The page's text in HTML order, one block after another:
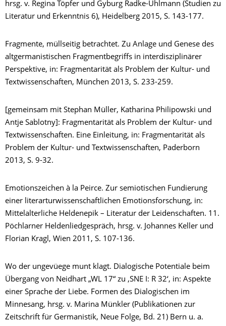
hrsg. v. Regina Töpfer und Gyburg Radke-Uhlmann (Studien zu
Literatur und Erkenntnis 6), Heidelberg 2015, S. 143-177.
Fragmente, müllseitig betrachtet. Zu Anlage und Genese des
altgermanistischen Fragmentbegriffs in interdisziplinärer
Perspektive, in: Fragmentarität als Problem der Kultur- und
Textwissenschaften, München 2013, S. 233-259.
[gemeinsam mit Stephan Müller, Katharina Philipowski und
Antje Sablotny]: Fragmentarität als Problem der Kultur- und
Textwissenschaften. Eine Einleitung, in: Fragmentarität als
Problem der Kultur- und Textwissenschaften, Paderborn
2013, S. 9-32.
Emotionszeichen à la Peirce. Zur semiotischen Fundierung
einer literarturwissenschaftlichen Emotionsforschung, in:
Mittelalterliche Heldenepik – Literatur der Leidenschaften. 11.
Pöchlarner Heldenliedgespräch, hrsg. v. Johannes Keller und
Florian Kragl, Wien 2011, S. 107-136.
Wo der ungevüege munt klagt. Dialogische Potentiale beim
Übergang von Neidhart „WL 17“ zu ‚SNE I: R 32‘, in: Aspekte
einer Sprache der Liebe. Formen des Dialogischen im
Minnesang, hrsg. v. Marina Münkler (Publikationen zur
Zeitschrift für Germanistik, Neue Folge, Bd. 21) Bern u. a.